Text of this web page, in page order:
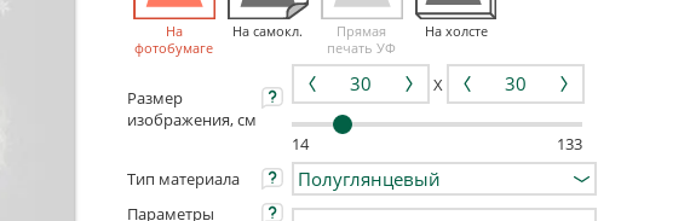
На
фотобумаге
На самокл.
Прямая
печать УФ
На холсте
Размер
изображения, см
X
14
133
Тип материала
Параметры